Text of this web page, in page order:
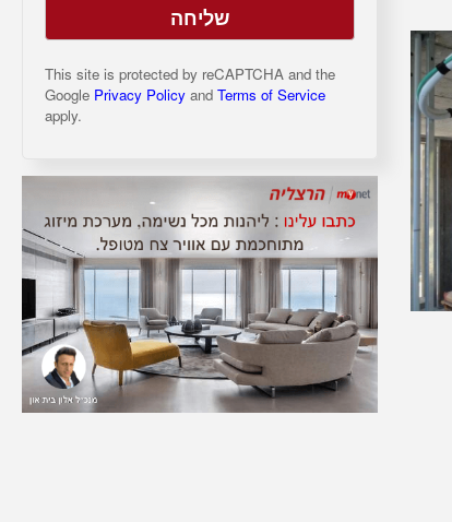
This site is protected by reCAPTCHA and the
Google Privacy Policy and Terms of Service
apply.